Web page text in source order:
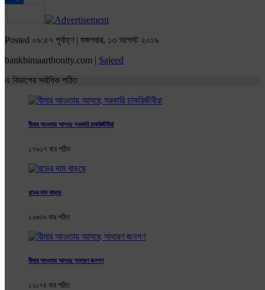
Share
Posted ০৯:৫৭ পূর্বাহ্ণ | মঙ্গলবার, ১৩ আগস্ট ২০১৯
bankbimaarthonity.com | Sajeed
এ বিভাগের সর্বাধিক পঠিত
বীমার আওতায় আসছে সরকারি চাকরিজীবীরা
১৭৯১৭ বার পঠিত
রডের দাম বাড়ছে
১২৬৩৯ বার পঠিত
বীমার আওতায় আসছে সাধারণ জনগণ
১২১৭৪ বার পঠিত